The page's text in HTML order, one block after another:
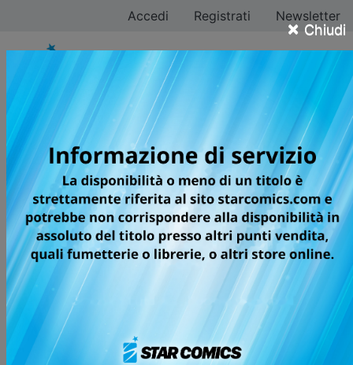
× Chiudi
Accedi Registrati Newsletter
Keiko Iwashita
Tutti i fumetti